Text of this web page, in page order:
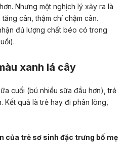
Nhưng một nghịch lý xảy ra là
cân, thậm chí chậm cân.
đủ lượng chất béo có trong
xanh lá cây
cuối (bú nhiều sữa đầu hơn), trẻ
Kết quả là trẻ hay đi phân lòng,
của trẻ sơ sinh đặc trưng bố mẹ